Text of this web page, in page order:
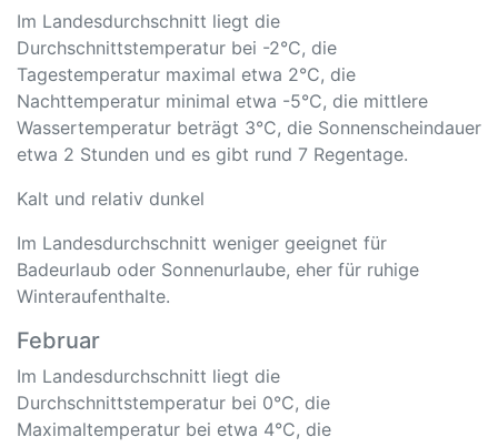
Im Landesdurchschnitt liegt die
Durchschnittstemperatur bei -2°C, die
Tagestemperatur maximal etwa 2°C, die
Nachttemperatur minimal etwa -5°C, die mittlere
Wassertemperatur beträgt 3°C, die Sonnenscheindauer
etwa 2 Stunden und es gibt rund 7 Regentage.
Kalt und relativ dunkel
Im Landesdurchschnitt weniger geeignet für
Badeurlaub oder Sonnenurlaube, eher für ruhige
Winteraufenthalte.
Februar
Im Landesdurchschnitt liegt die
Durchschnittstemperatur bei 0°C, die
Maximaltemperatur bei etwa 4°C, die